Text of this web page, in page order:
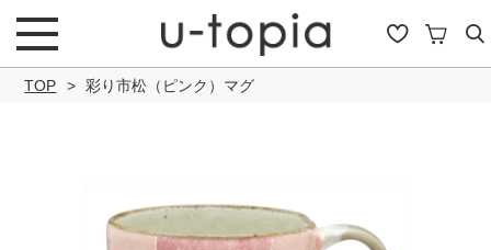
TOP 彩り市松（ピンク）マグ